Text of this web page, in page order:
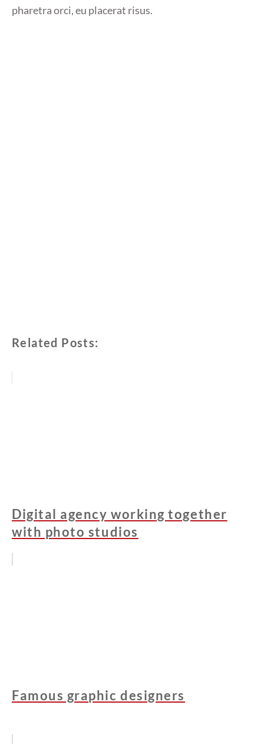
pharetra orci, eu placerat risus.
Related Posts:
Digital agency working together
with photo studios
Famous graphic designers